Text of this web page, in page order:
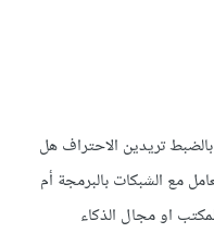
تريدين الاحتراف هل
مع الشبكات بالبرمجة أم
او مجال الذكاء